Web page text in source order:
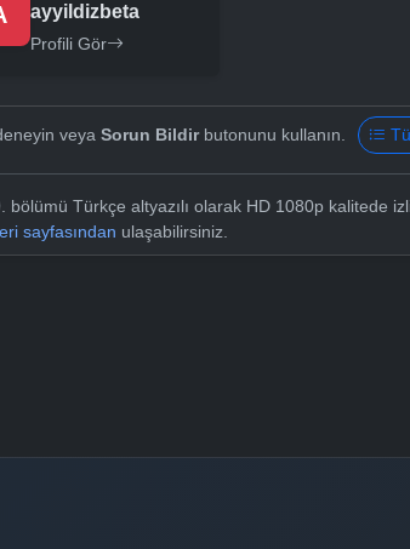
ayyildizbeta
Profili Gör
veya Sorun Bildirbutonunu kullanın.
Türkçe altyazılı olarak HD 1080p kalitede
sayfasından ulaşabilirsiniz.